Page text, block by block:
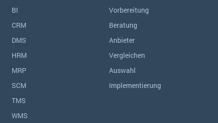
BI
CRM
DMS
HRM
MRP
SCM
TMS
WMS
Vorbereitung
Beratung
Anbieter
Vergleichen
Auswahl
Implementierung